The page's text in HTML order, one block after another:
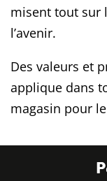
misent tout sur
l’avenir.
Des valeurs et
applique dans
magasin pour